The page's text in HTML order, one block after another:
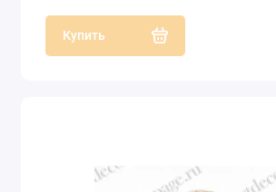
Купить